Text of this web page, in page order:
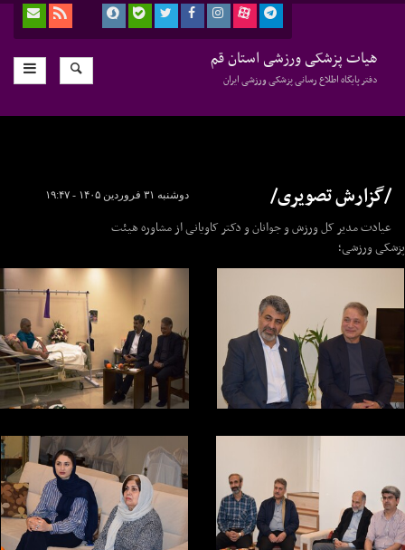
هیات پزشکی ورزشی استان قم
دفتر پایگاه اطلاع رسانی پزشکی ورزشی ایران
دوشنبه ۳۱ فروردین ۱۴۰۵ - ۱۹:۴۷ /گزارش تصویری/
عیادت مدیر کل ورزش و جوانان و دکتر کاویانی از مشاوره هیئت
پزشکی ورزشی؛